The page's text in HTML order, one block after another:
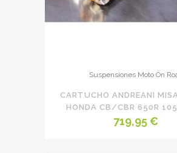
Suspensiones Moto On
CARTUCHO ANDREANI
HONDA CB/CBR 650R
719,95€